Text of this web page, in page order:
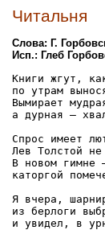
Читальня
Слова: Г.
Исп.: Глеб
Книги жгут,
по утрам
Вымирает
а дурная —
Спрос имеет
Лев Толстой
В новом гимне
каторгой
Я вчера,
из берлоги
и увидел, в